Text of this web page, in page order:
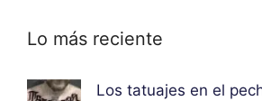
Lo más reciente
Los tatuajes en el